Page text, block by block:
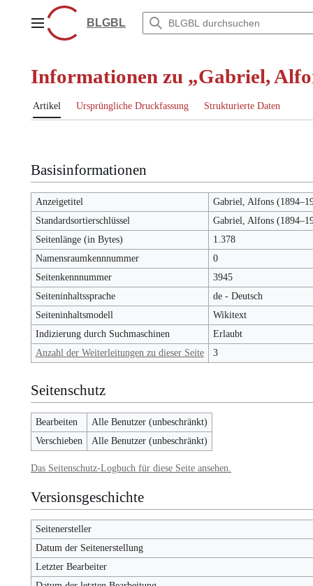
springenHauptmenüBLGBL
Informationen zu „Gabriel,
Artikel Ursprüngliche Druckfassung Strukturierte Daten
Basisinformationen
Anzeigetitel
Gabriel, Alfons
Standardsortierschlüssel
Gabriel, Alfons
Seitenlänge (in Bytes)
1.378
Namensraumkennnummer
0
Seitenkennnummer
3945
Seiteninhaltssprache
de - Deutsch
Seiteninhaltsmodell
Wikitext
Indizierung durch Suchmaschinen
Erlaubt
Anzahl der Weiterleitungen zu dieser Seite
3
Seitenschutz
Bearbeiten
Alle Benutzer (unbeschränkt)
Verschieben
Alle Benutzer (unbeschränkt)
Das Seitenschutz-Logbuch für diese Seite ansehen.
Versionsgeschichte
Seitenersteller
Datum der Seitenerstellung
Letzter Bearbeiter